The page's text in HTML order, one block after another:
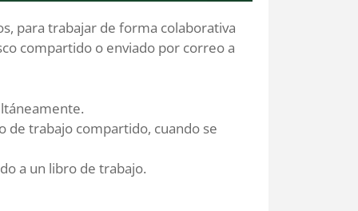
para trabajar de forma colaborativa
compartido o enviado por correo a
de trabajo compartido, cuando se
a un libro de trabajo.